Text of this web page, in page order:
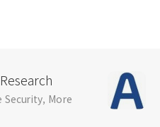
Security, More